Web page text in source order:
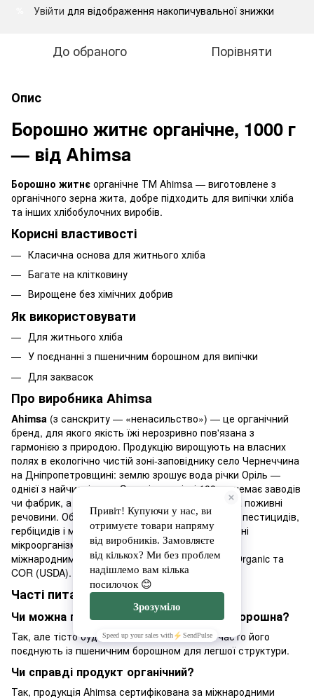
Увійти для відображення накопичувальної знижки
До обраного Порівняти
Опис
Борошно житнє органічне, 1000 г
— від Ahimsa
Борошно житнє органічне ТМ Ahimsa — виготовлене з
органічного зерна жита, добре підходить для випічки хліба
та інших хлібобулочних виробів.
Корисні властивості
Класична основа для житнього хліба
Багате на клітковину
Вирощене без хімічних добрив
Як використовувати
Для житнього хліба
У поєднанні з пшеничним борошном для випічки
Для заквасок
Про виробника Ahimsa
Ahimsa (з санскриту — «ненасильство») — це органічний
бренд, для якого якість їжі нерозривно пов'язана з
гармонією з природою. Продукцію вирощують на власних
полях в екологічно чистій зоні-заповіднику село Чернеччина
на Дніпропетровщині: землю зрошує вода річки Оріль —
однієї з найчистіших в Європі, у радіусі 100 км немає заводів
чи фабрик, а грунт тут чорноземний, багатий на поживні
речовини. Обробіток ведеться без синтетичних пестицидів,
гербіцидів і мінеральних добрив — лише природні
мікроорганізми. Якість продукції підтверджена
міжнародними органічними сертифікатами EU Organic та
COR (USDA).
Часті питання
Чи можна пекти хліб лише з житнього борошна?
Так, але тісто буде щільнішим і вологим — часто його
поєднують із пшеничним борошном для легшої структури.
Чи справді продукт органічний?
Так, продукція Ahimsa сертифікована за міжнародними